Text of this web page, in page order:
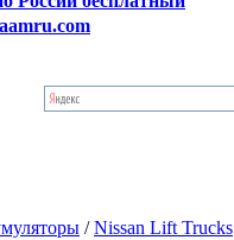
/Nissan Lift Trucks